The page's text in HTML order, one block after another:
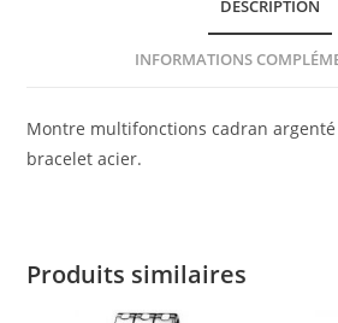
DESCRIPTION
INFORMATIONS
Montre multifonctions cadran
bracelet acier.
Produits similaires